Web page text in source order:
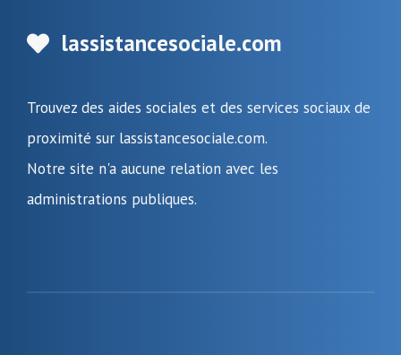
lassistancesociale.com
Trouvez des aides sociales et des services sociaux de
proximité sur lassistancesociale.com.
Notre site n'a aucune relation avec les
administrations publiques.